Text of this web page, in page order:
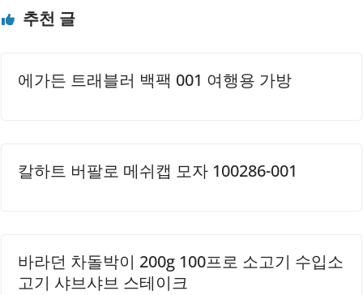
수 있으나, 전반적으로 안정적인 구조를 제공합니다.이 제품
에도 기여합니다. 색상은 다양한 선택지가 있어 개인의 취향
추천 글
에가든 트래블러 백팩 001 여행용 가방
칼하트 버팔로 메쉬캡 모자 100286-001
바라던 차돌박이 200g 100프로 소고기 수입소
고기 샤브샤브 스테이크